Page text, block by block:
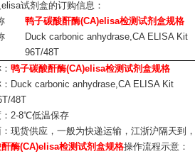
elisa试剂盒的订购信息：
鸭子碳酸酐酶(CA)elisa检测试剂盒规格
Duck carbonic anhydrase,CA ELISA Kit
96T/48T
鸭子碳酸酐酶(CA)elisa检测试剂盒规格
Duck carbonic anhydrase,CA ELISA Kit
48T
：2-8℃低温保存
现货供应，一般为快递运输，江浙沪隔天到
酶(CA)elisa检测试剂盒规格操作流程示意：